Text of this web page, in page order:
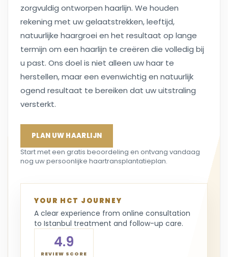
zorgvuldig ontworpen haarlijn. We houden
rekening met uw gelaatstrekken, leeftijd,
natuurlijke haargroei en het resultaat op lange
termijn om een haarlijn te creëren die volledig bij
u past. Ons doel is niet alleen uw haar te
herstellen, maar een evenwichtig en natuurlijk
ogend resultaat te bereiken dat uw uitstraling
versterkt.
PLAN UW HAARLIJN
Start met een gratis beoordeling en ontvang vandaag
nog uw persoonlijke haartransplantatieplan.
YOUR HCT JOURNEY
A clear experience from online consultation
to Istanbul treatment and follow-up care.
4.9
REVIEW SCORE